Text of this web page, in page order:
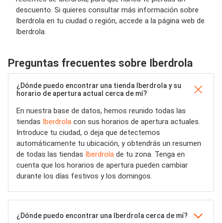
descuento. Si quieres consultar más información sobre
Iberdrola en tu ciudad o región, accede a la página web de
Iberdrola.
Preguntas frecuentes sobre Iberdrola
¿Dónde puedo encontrar una tienda Iberdrola y su
horario de apertura actual cerca de mí?
En nuestra base de datos, hemos reunido todas las
tiendas Iberdrola con sus horarios de apertura actuales.
Introduce tu ciudad, o deja que detectemos
automáticamente tu ubicación, y obtendrás un resumen
de todas las tiendas Iberdrola de tu zona. Tenga en
cuenta que los horarios de apertura pueden cambiar
durante los días festivos y los domingos.
¿Dónde puedo encontrar una Iberdrola cerca de mí?